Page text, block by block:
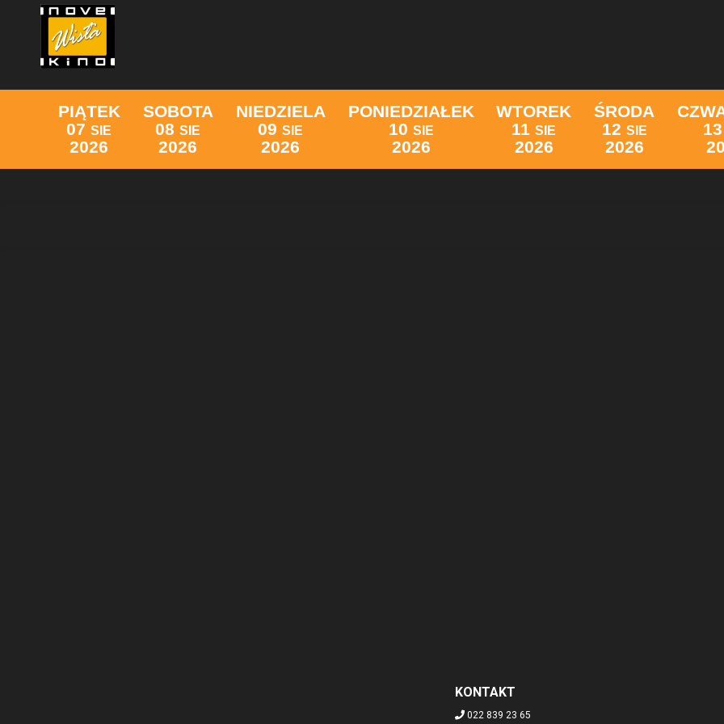
PIĄTEK
07 SIE
2026
SOBOTA
08 SIE
2026
NIEDZIELA
09 SIE
2026
PONIEDZIAŁEK
10 SIE
2026
WTOREK
11 SIE
2026
ŚRODA
12 SIE
2026
13
KONTAKT
022 839 23 65